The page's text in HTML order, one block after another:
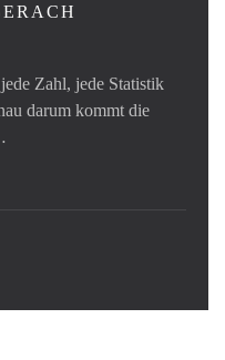
Zahl, jede Statistik
darum kommt die